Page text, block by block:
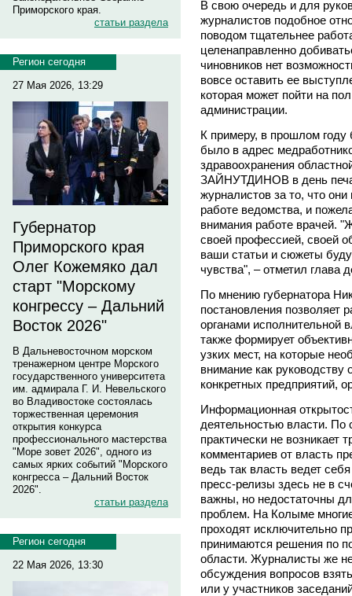
Приморского края.
статьи раздела
Регион сегодня
27 Мая 2026, 13:29
Губернатор
Приморского края
Олег Кожемяко дал
старт "Морскому
конгрессу – Дальний
Восток 2026"
В Дальневосточном морском
тренажерном центре Морского
государственного университета
им. адмирала Г. И. Невельского
во Владивостоке состоялась
торжественная церемония
открытия конкурса
профессионального мастерства
"Море зовет 2026", одного из
самых ярких событий "Морского
конгресса – Дальний Восток
2026".
статьи раздела
Регион сегодня
22 Мая 2026, 13:30
В свою очередь и для
журналистов подобное
поводом тщательнее
целенаправленно
чиновников нет
вовсе оставить ее
которая может пойти на
администрации.
К примеру, в прошлом году
было в адрес
здравоохранения
ЗАЙНУТДИНОВ в день
журналистов за то, что
работе ведомства, и
внимания работе врачей.
своей профессией, своей
ваши статьи и сюжеты
чувства", – отметил глава
По мнению губернатора
постановления позволяет
органами исполнительной
также формирует
узких мест, на которые
внимание как руководству
конкретных предприятий,
Информационная
деятельностью власти.
практически не возникает
комментариев от власть
ведь так власть ведет
пресс-релизы здесь не в
важны, но недостаточны
проблем. На Колыме
проходят исключительно
принимаются решения по
области. Журналисты же
обсуждения вопросов
или у участников